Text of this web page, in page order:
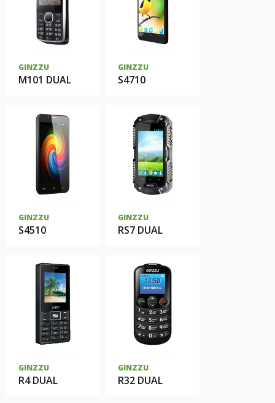
GINZZU
M101 DUAL
GINZZU
S4710
GINZZU
S4510
GINZZU
RS7 DUAL
GINZZU
R4 DUAL
GINZZU
R32 DUAL